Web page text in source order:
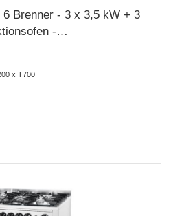
x T700